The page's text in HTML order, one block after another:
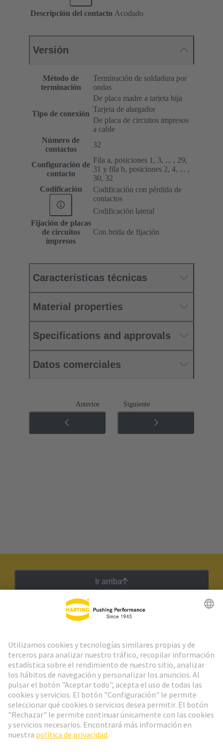
Descripción del contacto Acodado
Versión
Método de
terminación
Terminación de soldadura por
ondas
Tipo de conexión
De placa madre a tarjeta hija
Tarjeta de alargador
De placa de circuitos impresos
a cable
Número de
contactos
32
Configuración de
contacto
Fila a, posiciones 1, 3, ... , 29,
31 y fila b, posiciones 2, 4, ... ,
30, 32
Codificación
Codificación con pérdida de
contactos
Codificación lateral
Fijación de placas
de circuitos
impresos
Con brida de fijación
Características técnicas
Material properties
Specifications and approvals
Datos comerciales
Anterior Siguiente
Ir arriba
Ir al registro
Portugal Español